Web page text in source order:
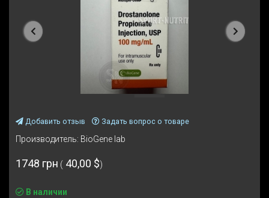
Предыдущая
Добавить отзыв Задать вопрос о товаре
Производитель: BioGene lab
1748 грн ( 40,00 $)
В наличии